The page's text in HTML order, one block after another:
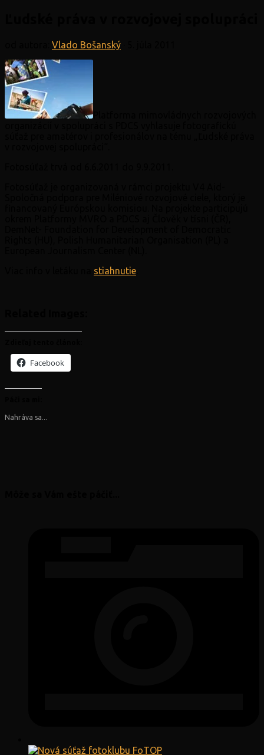
Vlado Bošanský
stiahnutie
Facebook
Nahráva sa...